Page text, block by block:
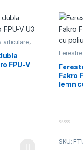
articulare,
FPU-V
la
Fakro
lemn
u
SKU: